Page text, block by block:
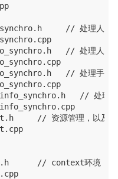
// 处理人脸属
// 处理人脸信
// 处理手势检
// 处理光线
// 资源管理，以及算
// context环境，使